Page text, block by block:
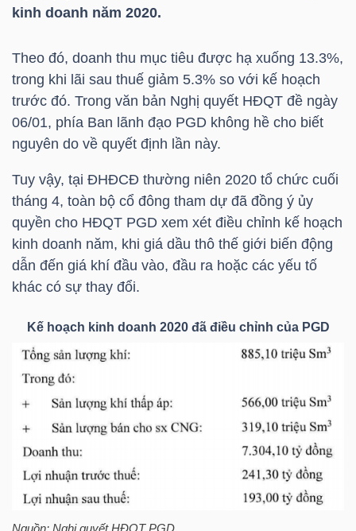
kinh doanh năm 2020.
Theo đó, doanh thu mục tiêu được hạ xuống 13.3%,
trong khi lãi sau thuế giảm 5.3% so với kế hoạch
trước đó. Trong văn bản Nghị quyết HĐQT đề ngày
06/01, phía Ban lãnh đạo PGD không hề cho biết
nguyên do về quyết định lần này.
Tuy vậy, tại ĐHĐCĐ thường niên 2020 tổ chức cuối
tháng 4, toàn bộ cổ đông tham dự đã đồng ý ủy
quyền cho HĐQT PGD xem xét điều chỉnh kế hoạch
kinh doanh năm, khi giá dầu thô thế giới biến động
dẫn đến giá khí đầu vào, đầu ra hoặc các yếu tố
khác có sự thay đổi.
Kế hoạch kinh doanh 2020 đã điều chỉnh của PGD
SẢN
CHÍNH
HÀNG
HÓA
KINH
TẾ
THẾ
GIỚI